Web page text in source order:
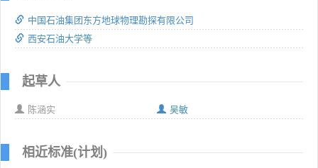
中国石油集团东方地球物理勘探有限公司
西安石油大学等
起草人
陈涵实 吴敏
相近标准(计划)